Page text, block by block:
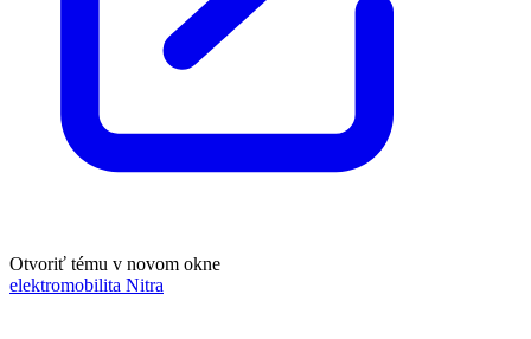
Otvoriť tému v novom okne
elektromobilita Nitra